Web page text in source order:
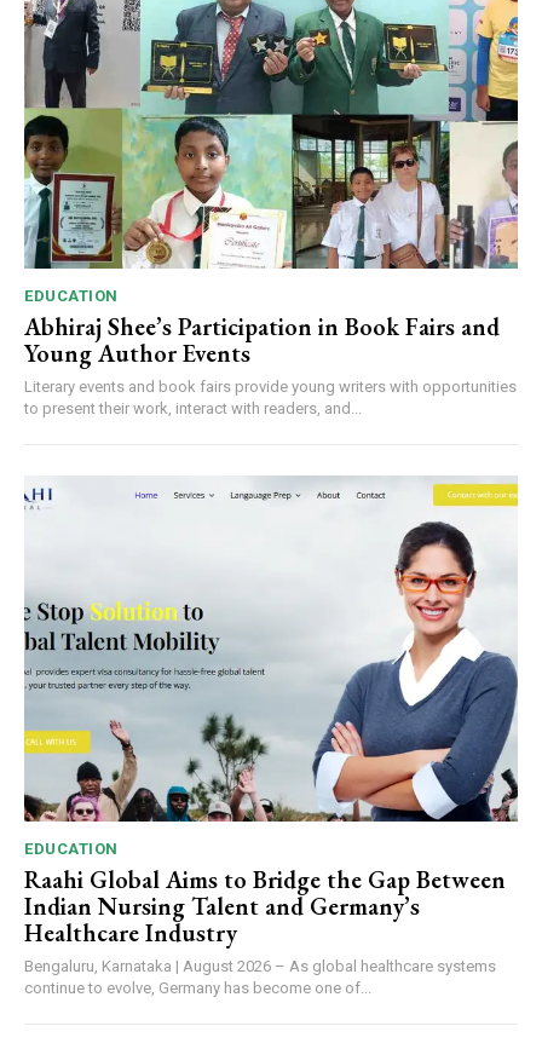
EDUCATION
Abhiraj Shee’s Participation in Book Fairs and
Young Author Events
Literary events and book fairs provide young writers with opportunities
to present their work, interact with readers, and...
EDUCATION
Raahi Global Aims to Bridge the Gap Between
Indian Nursing Talent and Germany’s
Healthcare Industry
Bengaluru, Karnataka | August 2026 – As global healthcare systems
continue to evolve, Germany has become one of...